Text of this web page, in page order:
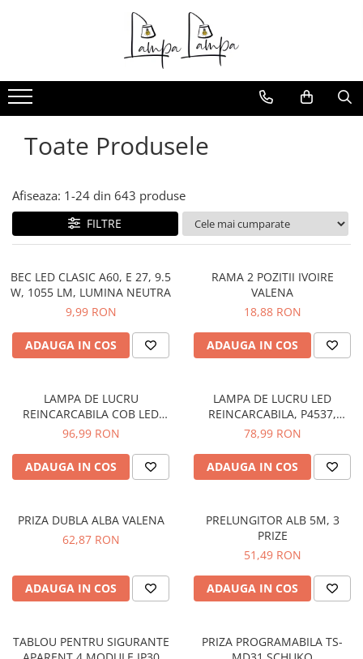
Corpuri de iluminat exterior
Aplice pentru exterior
Proiectoare
Lampi de birou
Sine magnetice
Candelabre
Corpuri de iluminat pentru baie
Lampadare
Lampi de perete
Pendule
Plafoniere
Veioze
Corpuri de iluminat tehnice
led
Aplice industriale
sali sportive
Corpuri de iluminat tip Highbay
Toate Produsele
Afiseaza: 1-24 din 643 produse
FILTRE
BEC LED CLASIC A60, E 27, 9.5
W, 1055 LM, LUMINA NEUTRA
9,99 RON
ADAUGA IN COS
RAMA 2 POZITII IVOIRE
VALENA
18,88 RON
ADAUGA IN COS
LAMPA DE LUCRU
REINCARCABILA COB LED
400LM
96,99 RON
ADAUGA IN COS
LAMPA DE LUCRU LED
REINCARCABILA, P4537,
330LM
78,99 RON
ADAUGA IN COS
PRIZA DUBLA ALBA VALENA
62,87 RON
ADAUGA IN COS
PRELUNGITOR ALB 5M, 3
PRIZE
51,49 RON
ADAUGA IN COS
TABLOU PENTRU SIGURANTE
PRIZA PROGRAMABILA TS-